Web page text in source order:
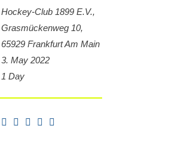
Hockey-Club 1899 E.V.,
Grasmückenweg 10,
65929 Frankfurt Am Main
3. May 2022
1 Day